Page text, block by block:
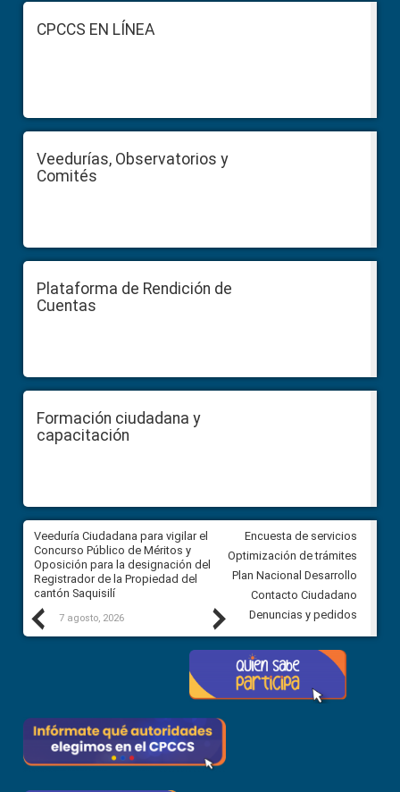
Sidebar
FooterCPCCS EN LÍNEA
Veedurías, Observatorios y
Comités
Plataforma de Rendición de
Cuentas
Formación ciudadana y
capacitación
Previous
Veeduría Ciudadana para vigilar el
Concurso Público de Méritos y
Oposición para la designación del
Registrador de la Propiedad del
cantón Saquisilí
7 agosto, 2026
Veeduría Ciudadana para
construcción del asfaltado de
diferentes barrios del sector
Ballenita del cantón Santa
7 agosto, 2026
Next
Encuesta de servicios
Optimización de trámites
Plan Nacional Desarrollo
Contacto Ciudadano
Denuncias y pedidos